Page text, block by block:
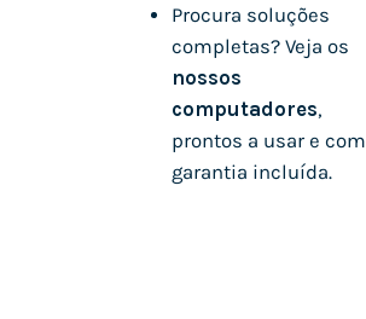
Procura soluções
completas? Veja os
nossos
computadores,
prontos a usar e com
garantia incluída.